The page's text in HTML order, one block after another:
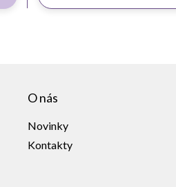
O nás
Novinky
Kontakty